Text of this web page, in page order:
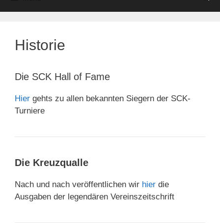
Historie
Die SCK Hall of Fame
Hier gehts zu allen bekannten Siegern der SCK-
Turniere
Die Kreuzqualle
Nach und nach veröffentlichen wir hier die
Ausgaben der legendären Vereinszeitschrift